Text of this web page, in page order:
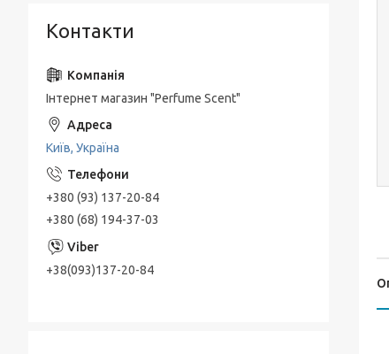
Контакти
Інтернет магазин "Perfume Scent"
Київ, Україна
+380 (93) 137-20-84
+380 (68) 194-37-03
+38(093)137-20-84